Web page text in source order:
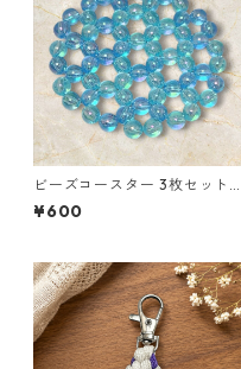
ビーズコースター 3枚セット
クリア パール ブルー ラウンド
モチーフ アクリルビーズ s43
¥600